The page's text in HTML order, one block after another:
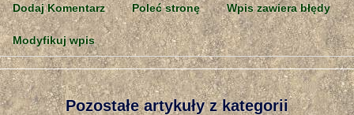
Dodaj Komentarz Poleć stronę Wpis zawiera błędy
Modyfikuj wpis
Pozostałe artykuły z kategorii